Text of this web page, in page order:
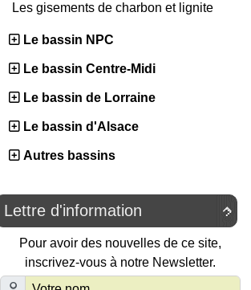
Les gisements de charbon et lignite
Le bassin NPC
Le bassin Centre-Midi
Le bassin de Lorraine
Le bassin d'Alsace
Autres bassins

Lettre d'information
Pour avoir des nouvelles de ce site,
inscrivez-vous à notre Newsletter.